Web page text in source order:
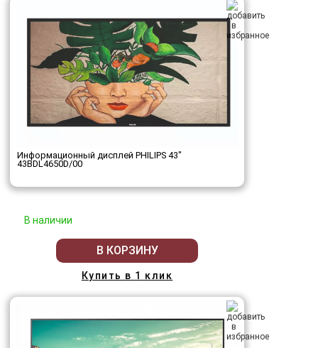
Информационный дисплей PHILIPS 43"
43BDL4650D/00
В наличии
В КОРЗИНУ
Купить в 1 клик